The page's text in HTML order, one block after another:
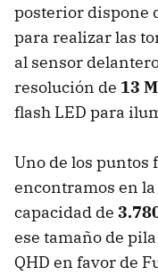
posterior dispone
para realizar las
al sensor
resolución de 13
flash LED para
Uno de los puntos
encontramos en
capacidad de
ese tamaño de
QHD en favor de